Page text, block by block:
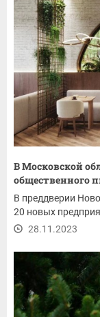
В Московской
общественного
В преддверии
20 новых
28.11.2023